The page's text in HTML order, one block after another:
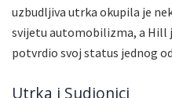
uzbudljiva utrka okupila je
svijetu automobilizma, a Hill
potvrdio svoj status jednog
Utrka i Sudionici